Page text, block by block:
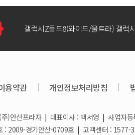
갤럭시S26 / 아이폰17e 공통지원금
용약관 | 개인정보처리방침 |
(주)안산프라자 | 대표이사 : 백서영 | 사업자
: 2009-경기안산-0709호 | 고객센터 : 1577-